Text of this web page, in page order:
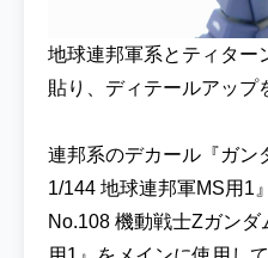
地球連邦軍系とティター
貼り、ディテールアッ
連邦系のデカール『ガン
1/144 地球連邦軍MS用1
No.108 機動戦士Zガン